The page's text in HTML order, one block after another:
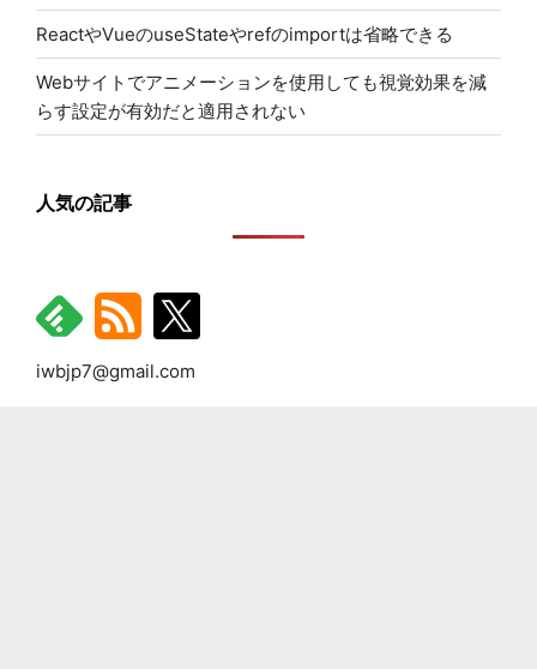
ReactやVueのuseStateやrefのimportは省略できる
Webサイトでアニメーションを使用しても視覚効果を減
らす設定が有効だと適用されない
人気の記事
iwbjp7@gmail.com